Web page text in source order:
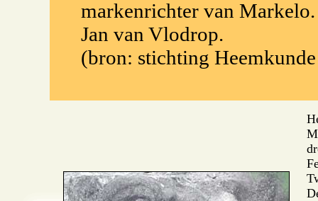
markenrichter van
Jan van Vlodrop.
(bron: stichting